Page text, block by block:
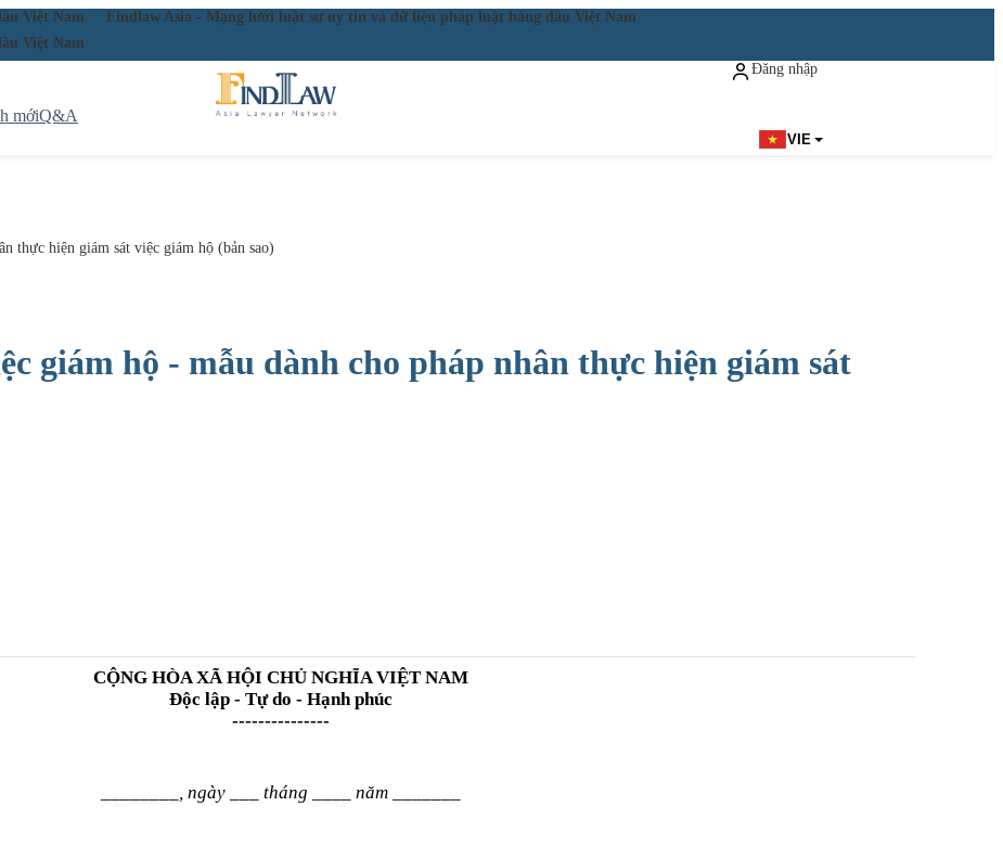
Việt Nam
Findlaw Asia - Mạng lưới luật sư uy tín và dữ liệu pháp luật hàng đầu Việt Nam
Việt Nam
Đăng nhập
VIE
mớiQ&A
thực hiện giám sát việc giám hộ (bản sao)
giám hộ - mẫu dành cho pháp nhân thực hiện giám sát
CỘNG HÒA XÃ HỘI CHỦ NGHĨA VIỆT NAM
Độc lập - Tự do - Hạnh phúc
---------------
________, ngày ___ tháng ____ năm _______